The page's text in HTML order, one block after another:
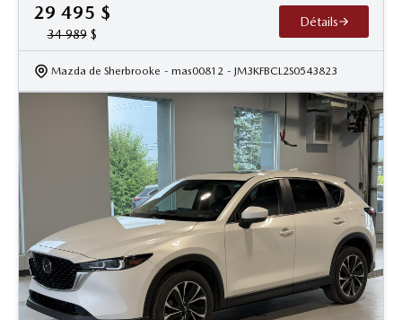
29 495 $
34 989$
Détails
Mazda de Sherbrooke - mas00812 - JM3KFBCL2S0543823